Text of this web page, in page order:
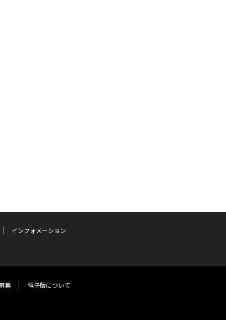
インフォメーション
集 電子版について